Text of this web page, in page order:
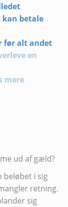
kan betale
før alt andet
en
mere
ud af gæld?
beløbet i sig
retning.
sig